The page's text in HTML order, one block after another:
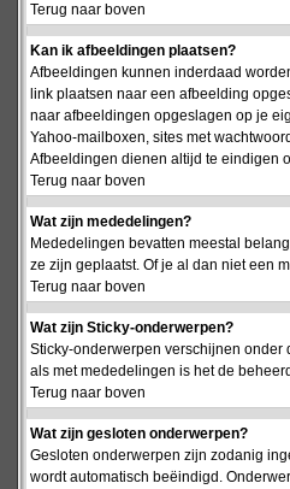
Terug naar boven
Kan ik afbeeldingen plaatsen?
Afbeeldingen kunnen inderdaad
link plaatsen naar een afbeelding
naar afbeeldingen opgeslagen op je
Yahoo-mailboxen, sites met
Afbeeldingen dienen altijd te eindigen
Terug naar boven
Wat zijn mededelingen?
Mededelingen bevatten meestal
ze zijn geplaatst. Of je al dan niet een
Terug naar boven
Wat zijn Sticky-onderwerpen?
Sticky-onderwerpen verschijnen onder
als met mededelingen is het de
Terug naar boven
Wat zijn gesloten onderwerpen?
Gesloten onderwerpen zijn zodanig
wordt automatisch beëindigd.